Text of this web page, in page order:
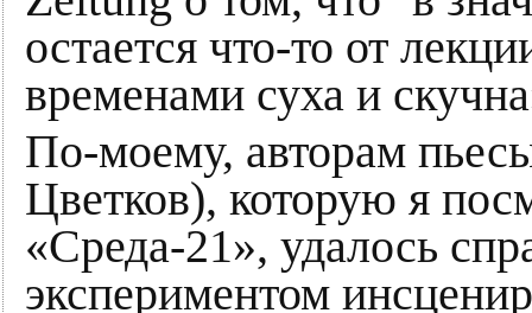
остается что-то от
временами суха и
По-моему, авторам
Цветков), которую я
«Среда-21», удалось
экспериментом